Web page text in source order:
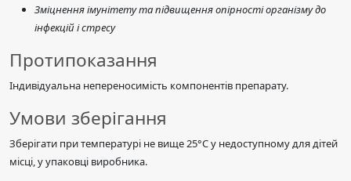
Зміцнення імунітету та підвищення опірності організму до
інфекцій і стресу
Протипоказання
Індивідуальна непереносимість компонентів препарату.
Умови зберігання
Зберігати при температурі не вище 25°C у недоступному для дітей
місці, у упаковці виробника.